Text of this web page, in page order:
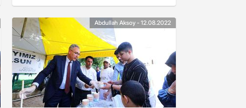
Abdullah Aksoy - 12.08.2022